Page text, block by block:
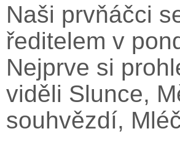
Naši prvňáčci
ředitelem v
Nejprve si
viděli Slunce,
souhvězdí,